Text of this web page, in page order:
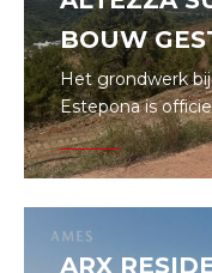
BOUW
Het grondwerk
Estepona is
ARX